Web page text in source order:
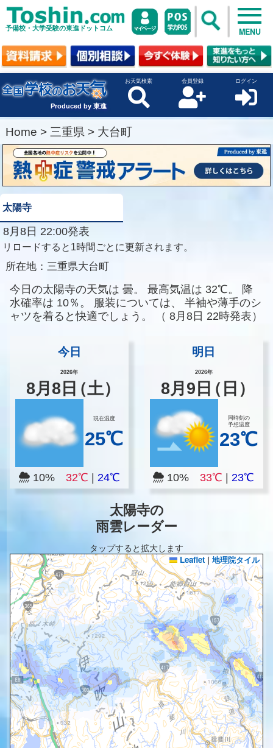
予備校・大学受験の東進ドットコム MENU
Produced by 東進
お天気検索 会員登録 ログイン
Home > 三重県 > 大台町
太陽寺
8月8日 22:00発表
リロードすると1時間ごとに更新されます。
所在地： 三重県大台町
今日の太陽寺の天気は 曇。 最高気温は 32℃。
降
水確率は 10％。 服装については、
半袖や薄手のシ
ャツを着ると快適でしょう。
（ 8月8日 22時発表）
今日
2026年
8月8 日（土）
現在温度
25℃
10% 32℃ 24℃
明日
2026年
8月 9 日（日）
同時刻の
予想温度
23℃
10% 33℃ |23℃
太陽寺の
雨雲レーダー
タップすると拡大します
Leaflet | 地理院タイル